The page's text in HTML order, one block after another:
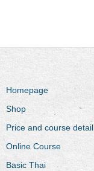
Homepage
Shop
Price and course detail
Online Course
Basic Thai